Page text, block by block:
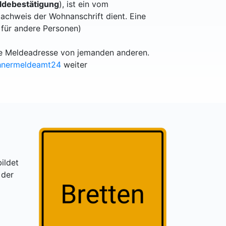
), ist ein vom
der Wohnanschrift dient. Eine
andere Personen)
von jemanden anderen.
weiter